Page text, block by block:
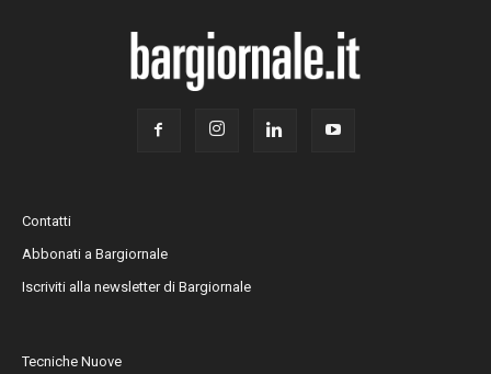
Contatti
Abbonati a Bargiornale
Iscriviti alla newsletter di Bargiornale
Tecniche Nuove